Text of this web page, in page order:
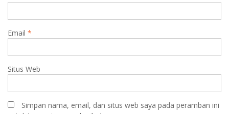
Email *
Situs Web
Simpan nama, email, dan situs web saya pada peramban ini